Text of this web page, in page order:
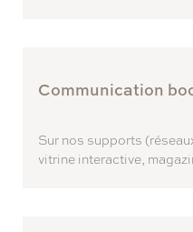
Communication
Sur nos supports
vitrine interactive,